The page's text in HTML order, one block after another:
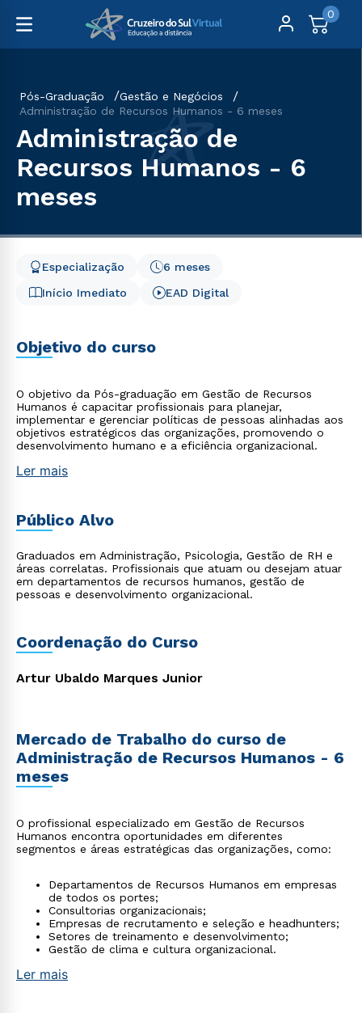
0
Pós-Graduação
Gestão e Negócios
Administração de Recursos Humanos - 6 meses
Administração de
Recursos Humanos - 6
meses
Início Imediato
6 meses
Especialização
EAD Digital
Objetivo do curso
O objetivo da Pós-graduação em Gestão de Recursos
Humanos é capacitar profissionais para planejar,
implementar e gerenciar políticas de pessoas alinhadas aos
objetivos estratégicos das organizações, promovendo o
desenvolvimento humano e a eficiência organizacional.
Ler mais
Público Alvo
Graduados em Administração, Psicologia, Gestão de RH e
áreas correlatas. Profissionais que atuam ou desejam atuar
em departamentos de recursos humanos, gestão de
pessoas e desenvolvimento organizacional.
Coordenação do Curso
Artur Ubaldo Marques Junior
Mercado de Trabalho do curso de
Administração de Recursos Humanos - 6
meses
O profissional especializado em Gestão de Recursos
Humanos encontra oportunidades em diferentes
segmentos e áreas estratégicas das organizações, como:
Departamentos de Recursos Humanos em empresas
de todos os portes;
Consultorias organizacionais;
Empresas de recrutamento e seleção e headhunters;
Setores de treinamento e desenvolvimento;
Gestão de clima e cultura organizacional.
Ler mais